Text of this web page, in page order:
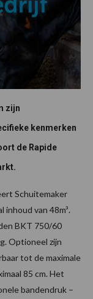
zijn
kenmerken
de Rapide
Schuitemaker
van 48m³.
BKT 750/60
Optioneel zijn
tot de maximale
85 cm. Het
bandendruk –